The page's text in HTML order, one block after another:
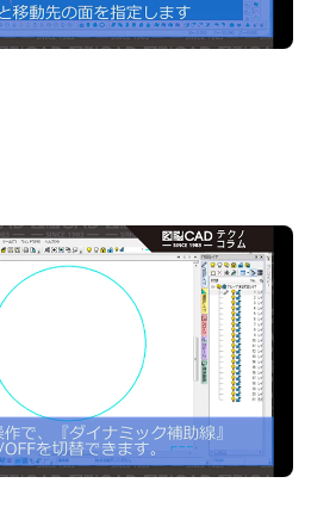
補助線をもっと便利に使ってみよ